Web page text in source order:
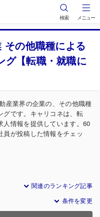
検索 メニュー
の他職種による
グ【転職・就職に
産業界の企業の、その他職種
グです。キャリコネは、転
情報を提供しています。60
が投稿した情報をチェッ
関連のランキング記事
条件を変更